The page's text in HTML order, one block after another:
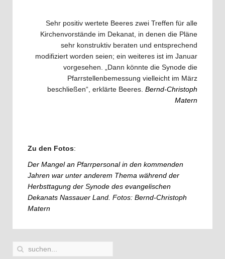
Sehr positiv wertete Beeres zwei Treffen für alle
Kirchenvorstände im Dekanat, in denen die Pläne
sehr konstruktiv beraten und entsprechend
modifiziert worden seien; ein weiteres ist im Januar
vorgesehen. „Dann könnte die Synode die
Pfarrstellenbemessung vielleicht im März
beschließen“, erklärte Beeres. Bernd-Christoph
Matern
Zu den Fotos:
Der Mangel an Pfarrpersonal in den kommenden
Jahren war unter anderem Thema während der
Herbsttagung der Synode des evangelischen
Dekanats Nassauer Land. Fotos: Bernd-Christoph
Matern